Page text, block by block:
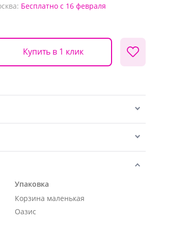
Бесплатно с 16 февраля
Купить в 1 клик
Упаковка
Корзина маленькая
Оазис